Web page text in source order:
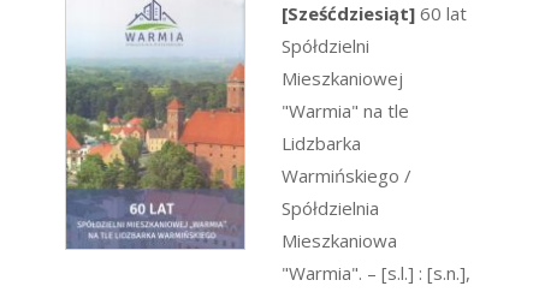
[Sześćdziesiąt] 60 lat
Spółdzielni
Mieszkaniowej
"Warmia" na tle
Lidzbarka
Warmińskiego /
Spółdzielnia
Mieszkaniowa
"Warmia". – [s.l.] : [s.n.],